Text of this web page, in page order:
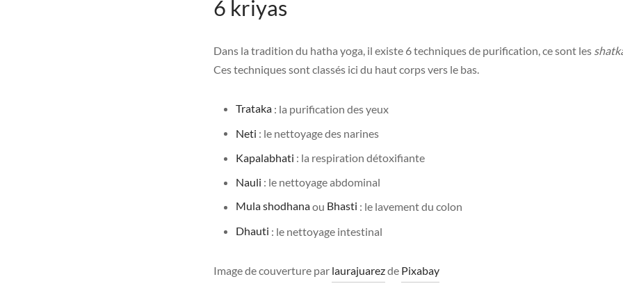
6 kriyas
Dans la tradition du hatha yoga, il existe 6 techniques de purification, ce sont les
Ces techniques sont classés ici du haut corps vers le bas.
Trataka: la purification des yeux
Neti : le nettoyage des narines
Kapalabhati : la respiration détoxifiante
Nauli : le nettoyage abdominal
Mula shodhanaou Bhasti : le lavement du colon
Dhauti : le nettoyage intestinal
Image de couverture par laurajuarezde Pixabay